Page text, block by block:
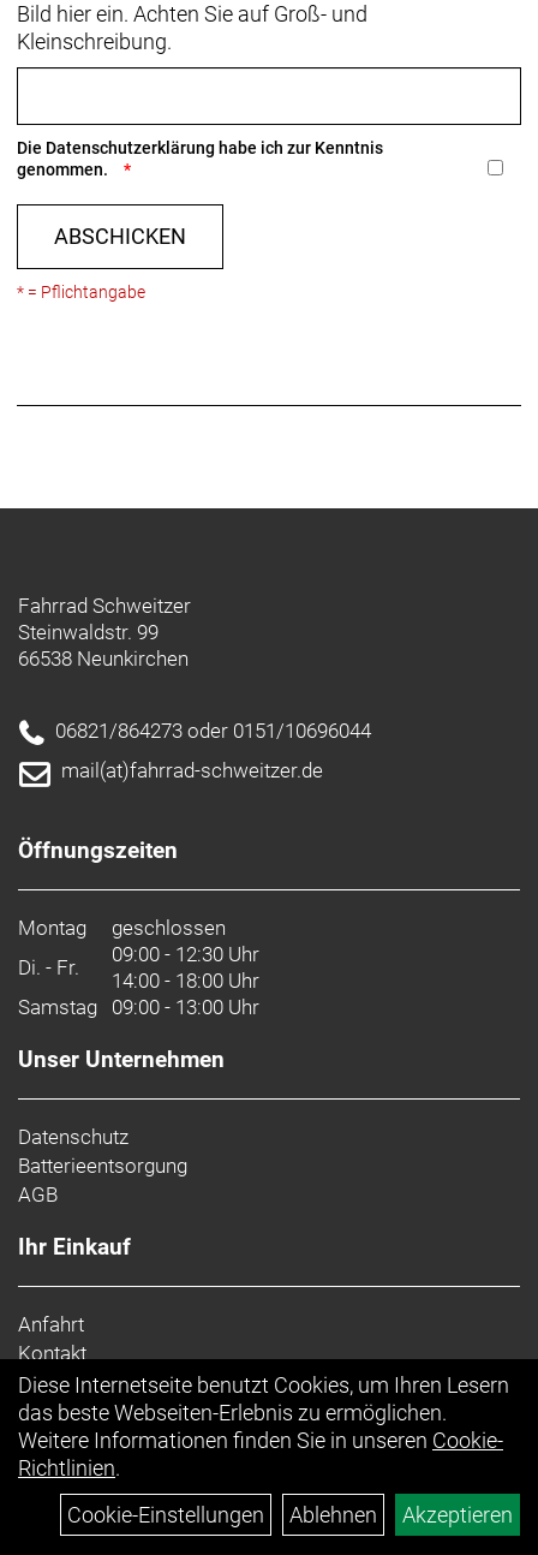
Bild hier ein. Achten Sie auf Groß- und
Kleinschreibung.
Die Datenschutzerklärung habe ich zur Kenntnis
genommen.
ABSCHICKEN
* = Pflichtangabe
Fahrrad Schweitzer
Steinwaldstr. 99
66538 Neunkirchen
06821/864273 oder 0151/10696044
mail(at)fahrrad-schweitzer.de
Öffnungszeiten
Montag
geschlossen
Di. - Fr.
09:00 - 12:30 Uhr
14:00 - 18:00 Uhr
Samstag 09:00 - 13:00 Uhr
Unser Unternehmen
Datenschutz
Batterieentsorgung
AGB
Ihr Einkauf
Anfahrt
Kontakt
Impressum
Top Artikel
Diese Internetseite benutzt Cookies, um Ihren Lesern
das beste Webseiten-Erlebnis zu ermöglichen.
Weitere Informationen finden Sie in unseren Cookie-
Richtlinien.
Cookie-Einstellungen
Ablehnen Akzeptieren